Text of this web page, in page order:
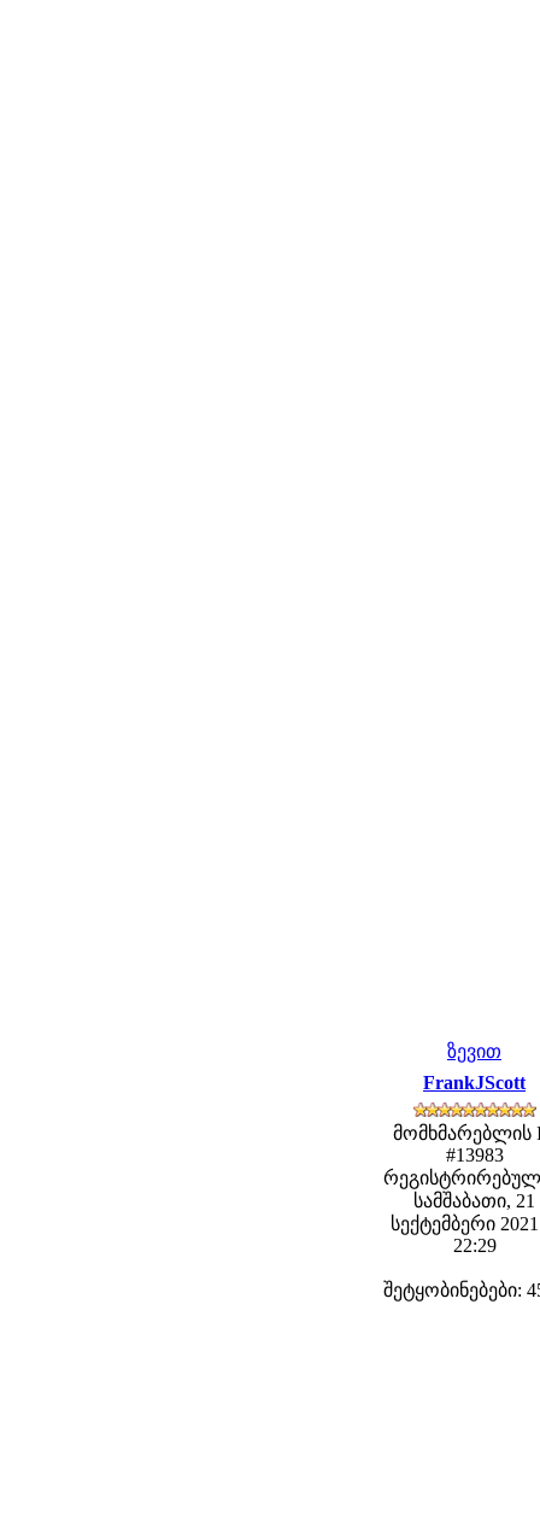
ზევით
FrankJScott
მომხმარებლის
#13983
სამშაბათი, 21
სექტემბერი
22:29
შეტყობინებები: